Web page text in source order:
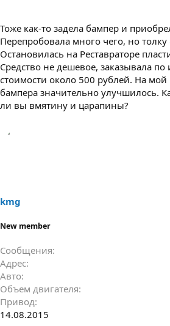
Тоже как-то задела бампер и
Перепробовала много чего, но
Остановилась на Реставраторе
Средство не дешевое, заказывала по
стоимости около 500 рублей. На мой
бампера значительно улучшилось.
ли вы вмятину и царапины?
kmg
New member
Сообщения
Адрес
Авто
Объем двигателя
Привод
14.08.2015